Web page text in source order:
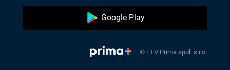
Google Play
© FTV Prima spol. s r.o.